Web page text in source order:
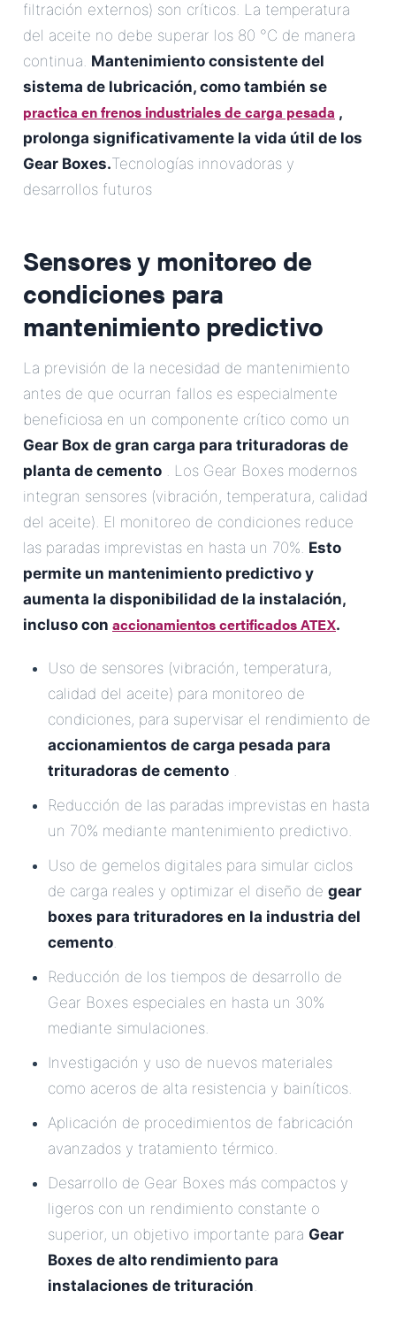
filtración externos) son críticos. La temperatura
del aceite no debe superar los 80 °C de manera
continua. Mantenimiento consistente del
sistema de lubricación, como también se
practica en frenos industriales de carga pesada ,
prolonga significativamente la vida útil de los
Gear Boxes.Tecnologías innovadoras y
desarrollos futuros
Sensores y monitoreo de
condiciones para
mantenimiento predictivo
La previsión de la necesidad de mantenimiento
antes de que ocurran fallos es especialmente
beneficiosa en un componente crítico como un
Gear Box de gran carga para trituradoras de
planta de cemento . Los Gear Boxes modernos
integran sensores (vibración, temperatura, calidad
del aceite). El monitoreo de condiciones reduce
las paradas imprevistas en hasta un 70%. Esto
permite un mantenimiento predictivo y
aumenta la disponibilidad de la instalación,
incluso con accionamientos certificados ATEX.
Uso de sensores (vibración, temperatura,
calidad del aceite) para monitoreo de
condiciones, para supervisar el rendimiento de
accionamientos de carga pesada para
trituradoras de cemento .
Reducción de las paradas imprevistas en hasta
un 70% mediante mantenimiento predictivo.
Uso de gemelos digitales para simular ciclos
de carga reales y optimizar el diseño de gear
boxes para trituradores en la industria del
cemento.
Reducción de los tiempos de desarrollo de
Gear Boxes especiales en hasta un 30%
mediante simulaciones.
Investigación y uso de nuevos materiales
como aceros de alta resistencia y bainíticos.
Aplicación de procedimientos de fabricación
avanzados y tratamiento térmico.
Desarrollo de Gear Boxes más compactos y
ligeros con un rendimiento constante o
superior, un objetivo importante para Gear
Boxes de alto rendimiento para
instalaciones de trituración.